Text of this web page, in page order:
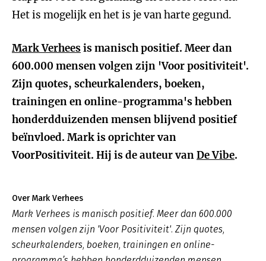
Het is mogelijk en het is je van harte gegund.
Mark Verheesis manisch positief. Meer dan
600.000 mensen volgen zijn 'Voor positiviteit'.
Zijn quotes, scheurkalenders, boeken,
trainingen en online-programma's hebben
honderdduizenden mensen blijvend positief
beïnvloed. Mark is oprichter van
VoorPositiviteit. Hij is de auteur vanDe Vibe.
Over Mark Verhees
Mark Verhees is manisch positief. Meer dan 600.000
mensen volgen zijn 'Voor Positiviteit'. Zijn quotes,
scheurkalenders, boeken, trainingen en online-